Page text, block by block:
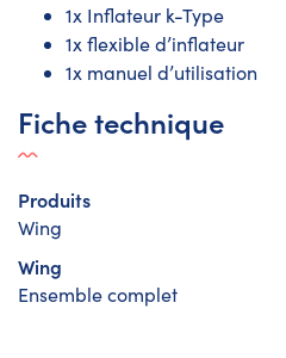
1x Inflateur k-Type
1x flexible d’inflateur
1x manuel d’utilisation
Fiche technique
Produits
Wing
Wing
Ensemble complet